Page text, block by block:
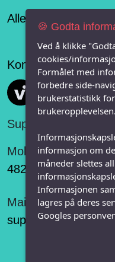
Alle lag og
Konseptet er levert
Vi FRITID
Support:
Mobil:
482 75 848
Mail:
support@vifritid.no
🍪 Godta
Ved å klikke
cookies/
Formålet med
forbedre side-
brukerstatistikk
brukeropplevelsen.
informasjon om
måneder slettes
Informasjonen
lagres på deres
Googles